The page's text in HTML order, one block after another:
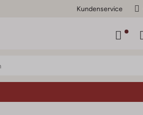
Kundenservice